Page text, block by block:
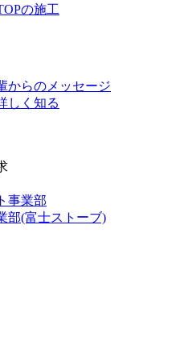
の施工
からのメッセージ
しく知る
事業部
部(富士ストーブ)